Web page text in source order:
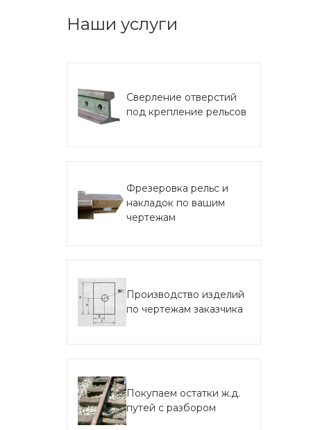
Наши услуги
Сверление отверстий
под крепление рельсов
Фрезеровка рельс и
накладок по вашим
чертежам
Производство изделий
по чертежам заказчика
Покупаем остатки ж.д.
путей с разбором